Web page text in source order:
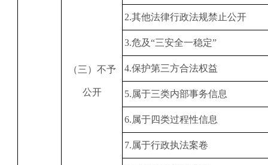
（三）不予
公开
2.其他法律行政法规禁止公开
3.危及“三安全一稳定”
4.保护第三方合法权益
5.属于三类内部事务信息
6.属于四类过程性信息
7.属于行政执法案卷